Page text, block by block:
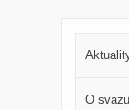
O svazu